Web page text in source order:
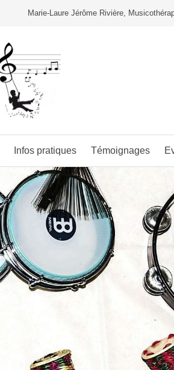
Marie-Laure Jérôme Rivière,
Infos pratiques Témoignages